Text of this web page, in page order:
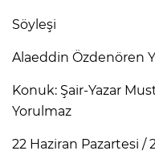
Söyleşi
Alaeddin Özdenören
Konuk: Şair-Yazar
Yorulmaz
22 Haziran Pazartesi /